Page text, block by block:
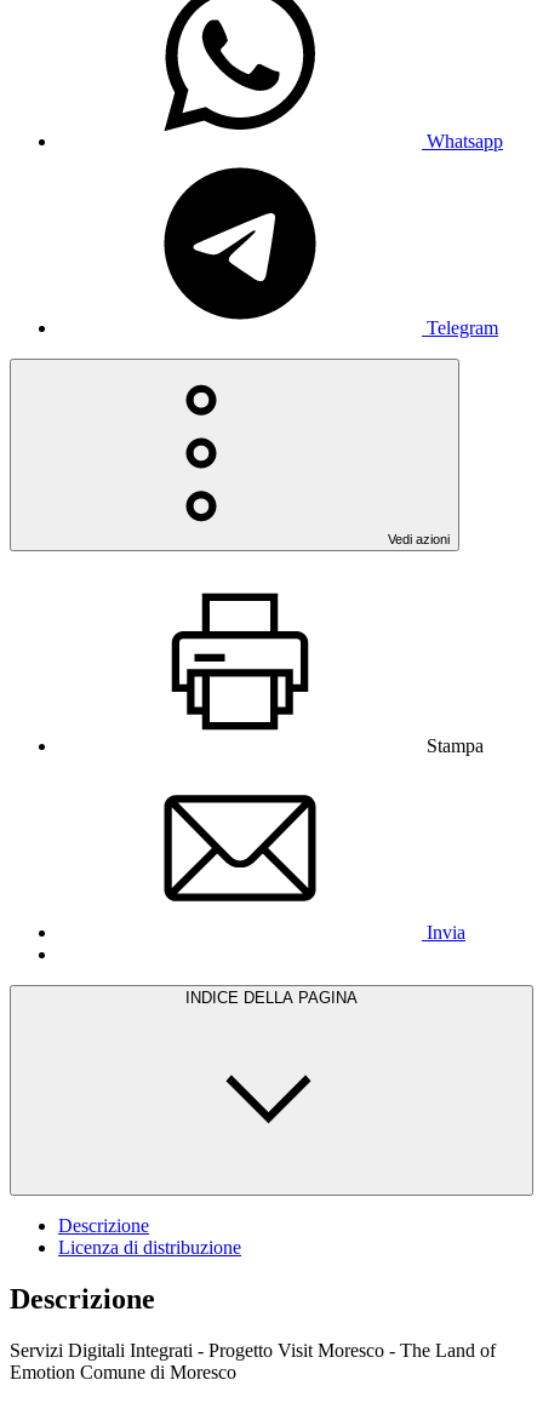
Whatsapp
Telegram
Vedi azioni
Stampa
Invia
INDICE DELLA PAGINA
Descrizione
Licenza di distribuzione
Descrizione
Servizi Digitali Integrati - Progetto Visit Moresco - The Land of
Emotion Comune di Moresco